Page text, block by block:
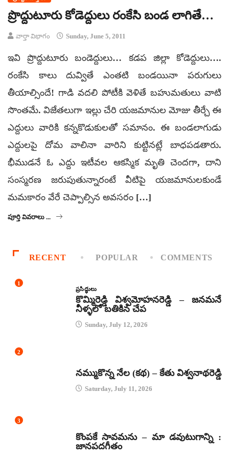
ప్రొద్దుటూరు కోడెద్దులు రంకేసి బండ లాగితే…
వార్తా విభాగం Sunday, June 5, 2011
ఇవి ప్రొద్దుటూరు బండెద్దులు… కడప జిల్లా కోడెద్దులు….
రంకేసి కాలు దువ్వితే ఎంతటి బండయినా పరుగులు
తీయాల్సిందే! గాడి వదలి పోటీకి వెళితే బహుమతులు వాటి
సొంతమే. విజేతలుగా ఇల్లు చేరి యజమానుల మోజు తీర్చే ఈ
ఎద్దులు వారికి కన్నకొడుకులతో సమానం. ఈ బండలాగుడు
ఎద్దులపై దోమ వాలినా వారిని కుట్టినట్లే బాధపడతారు.
భీముడనే ఓ ఎద్దు ఇటీవల ఆకస్మిక మృతి చెందగా, దాని
సంస్మరణ జరుపుతున్నారంటే వీటిపై యజమానులకుండే
మమకారం వేరే చెప్పాల్సిన అవసరం […]
పూర్తి వివరాలు ...
RECENT POPULAR COMMENTS
1
ప్రసిద్ధులు
కొమ్మిరెడ్డి విశ్వమోహనరెడ్డి – జనమనే
నీళ్ళలో బతికిన చేప
Sunday, July 12, 2026
2
నమ్ముకొన్న నేల (కథ) – కేతు విశ్వనాథరెడ్డి
Saturday, July 11, 2026
3
కొంపకే సావమను – మా డవుటుగాన్ని :
జానపదగీతం